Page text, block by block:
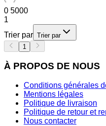
0 5000
1
Trier par Trier par
1
À PROPOS DE NOUS
Conditions générales
Mentions légales
Politique de livraison
Politique de retour et
Nous contacter